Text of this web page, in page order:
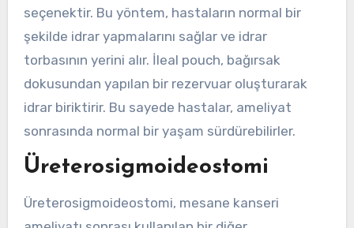
seçenektir. Bu yöntem, hastaların normal bir
şekilde idrar yapmalarını sağlar ve idrar
torbasının yerini alır. İleal pouch, bağırsak
dokusundan yapılan bir rezervuar oluşturarak
idrar biriktirir. Bu sayede hastalar, ameliyat
sonrasında normal bir yaşam sürdürebilirler.
Üreterosigmoideostomi
Üreterosigmoideostomi, mesane kanseri